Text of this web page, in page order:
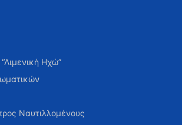
Ηχώ”
Ναυτιλλομένους